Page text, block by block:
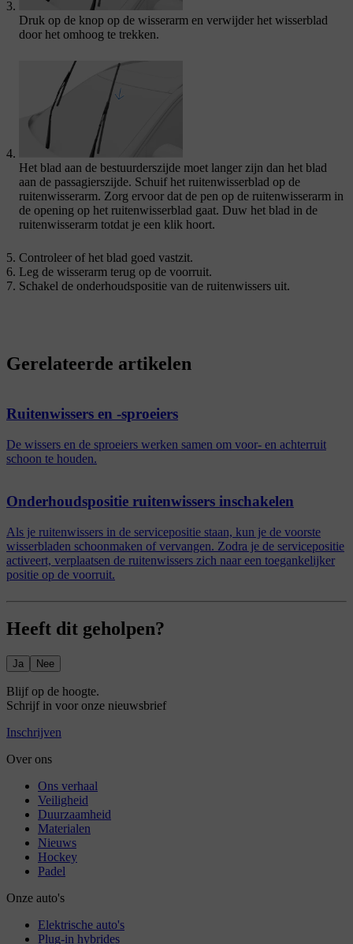
Druk op de knop op de wisserarm en verwijder het wisserblad
door het omhoog te trekken.
Het blad aan de bestuurderszijde moet langer zijn dan het blad
aan de passagierszijde. Schuif het ruitenwisserblad op de
ruitenwisserarm. Zorg ervoor dat de pen op de ruitenwisserarm in
de opening op het ruitenwisserblad gaat. Duw het blad in de
ruitenwisserarm totdat je een klik hoort.
Controleer of het blad goed vastzit.
Leg de wisserarm terug op de voorruit.
Schakel de onderhoudspositie van de ruitenwissers uit.
Gerelateerde artikelen
Ruitenwissers en -sproeiers
De wissers en de sproeiers werken samen om voor- en achterruit
schoon te houden.
Onderhoudspositie ruitenwissers inschakelen
Als je ruitenwissers in de servicepositie staan, kun je de voorste
wisserbladen schoonmaken of vervangen. Zodra je de servicepositie
activeert, verplaatsen de ruitenwissers zich naar een toegankelijker
positie op de voorruit.
Heeft dit geholpen?
Ja Nee